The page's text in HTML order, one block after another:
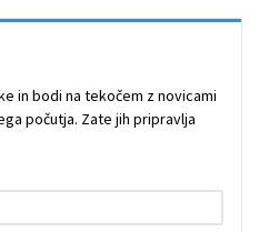
in bodi na tekočem z novicami
počutja. Zate jih pripravlja